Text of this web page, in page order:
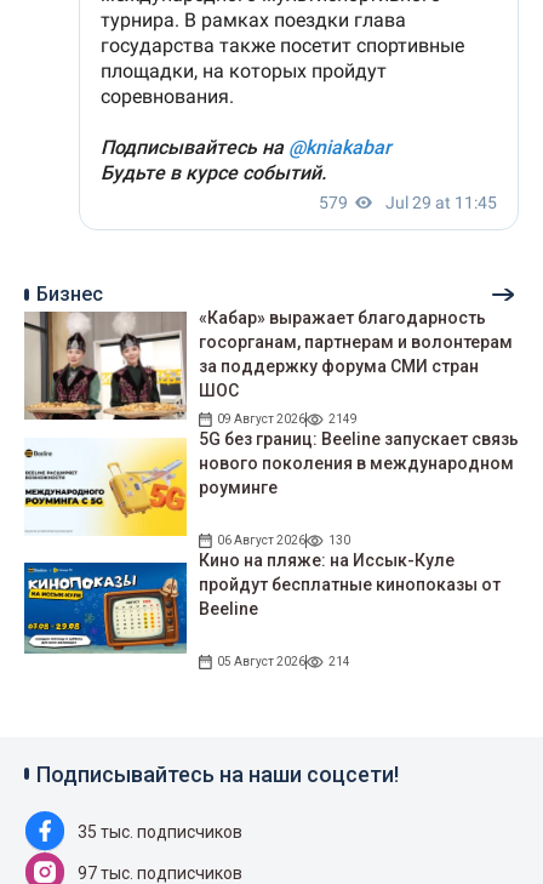
Бизнес
«Кабар» выражает благодарность
госорганам, партнерам и волонтерам
за поддержку форума СМИ стран
ШОС
09 Август 2026 2149
5G без границ: Beeline запускает связь
нового поколения в международном
роуминге
06 Август 2026 130
Кино на пляже: на Иссык-Куле
пройдут беcплатные кинопоказы от
Beeline
05 Август 2026 214
Подписывайтесь на наши соцсети!
35 тыс. подписчиков
97 тыс. подписчиков